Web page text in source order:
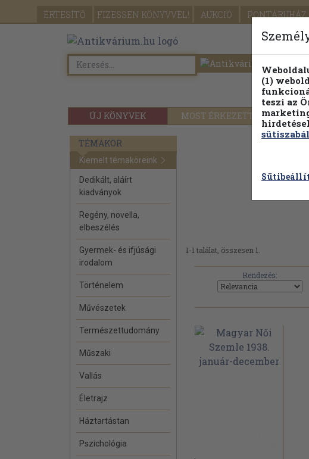
ÉRTESÍTŐ FIZESSEN KÖNYVVEL! AUKCIÓ PONTÁRUHÁZ
ÚJ KÖNYVEK MOST ÉRKEZETT
TÉMAKÖR
Kiemelt témaköreink
Dedikált, aláírt
kiadványok
Regény, novella,
elbeszélés
Gyermek- és ifjúsági
irodalom
Történelem
Művészetek
Természettudomány
Műszaki
Vallás
Életrajz
Háztartástan
Pszichológia
1-1 találat, összesen 1.
Rendezés:
(1)
teszi az